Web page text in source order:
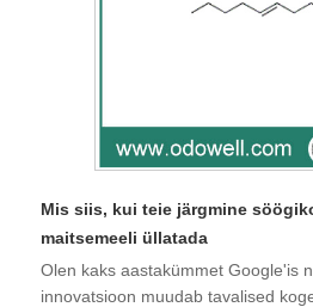
Mis siis, kui teie järgmine
maitsemeeli üllatada
Olen kaks aastakümmet Google'is
innovatsioon muudab tavalised